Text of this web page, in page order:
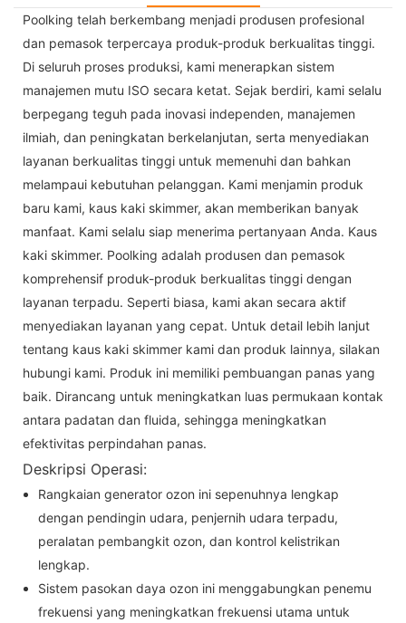
Poolking telah berkembang menjadi produsen profesional
dan pemasok terpercaya produk-produk berkualitas tinggi.
Di seluruh proses produksi, kami menerapkan sistem
manajemen mutu ISO secara ketat. Sejak berdiri, kami selalu
berpegang teguh pada inovasi independen, manajemen
ilmiah, dan peningkatan berkelanjutan, serta menyediakan
layanan berkualitas tinggi untuk memenuhi dan bahkan
melampaui kebutuhan pelanggan. Kami menjamin produk
baru kami, kaus kaki skimmer, akan memberikan banyak
manfaat. Kami selalu siap menerima pertanyaan Anda. Kaus
kaki skimmer. Poolking adalah produsen dan pemasok
komprehensif produk-produk berkualitas tinggi dengan
layanan terpadu. Seperti biasa, kami akan secara aktif
menyediakan layanan yang cepat. Untuk detail lebih lanjut
tentang kaus kaki skimmer kami dan produk lainnya, silakan
hubungi kami. Produk ini memiliki pembuangan panas yang
baik. Dirancang untuk meningkatkan luas permukaan kontak
antara padatan dan fluida, sehingga meningkatkan
efektivitas perpindahan panas.
Deskripsi Operasi:
Rangkaian generator ozon ini sepenuhnya lengkap
dengan pendingin udara, penjernih udara terpadu,
peralatan pembangkit ozon, dan kontrol kelistrikan
lengkap.
Sistem pasokan daya ozon ini menggabungkan penemu
frekuensi yang meningkatkan frekuensi utama untuk